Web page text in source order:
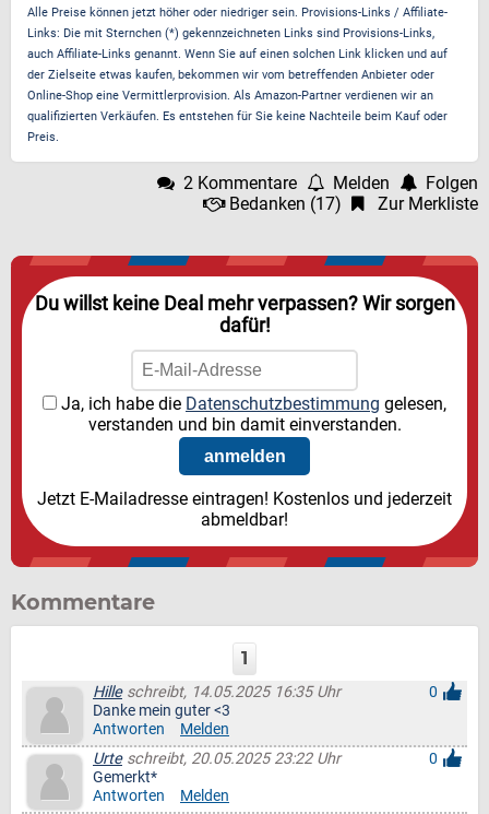
Alle Preise können jetzt höher oder niedriger sein. Provisions-Links / Affiliate-
Links: Die mit Sternchen (*) gekennzeichneten Links sind Provisions-Links,
auch Affiliate-Links genannt. Wenn Sie auf einen solchen Link klicken und auf
der Zielseite etwas kaufen, bekommen wir vom betreffenden Anbieter oder
Online-Shop eine Vermittlerprovision. Als Amazon-Partner verdienen wir an
qualifizierten Verkäufen. Es entstehen für Sie keine Nachteile beim Kauf oder
Preis.
2 Kommentare Melden
Folgen
Bedanken (17) Zur Merkliste
Du willst keine Deal mehr verpassen? Wir sorgen
dafür!
Ja, ich habe die Datenschutzbestimmung gelesen,
verstanden und bin damit einverstanden.
Jetzt E-Mailadresse eintragen! Kostenlos und jederzeit
abmeldbar!
Kommentare
1
Hilleschreibt, 14.05.2025 16:35 Uhr
0
Danke mein guter <3
Antworten
Melden
Urteschreibt, 20.05.2025 23:22 Uhr
0
Gemerkt*
Antworten
Melden